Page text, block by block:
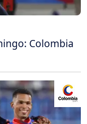
Colombia